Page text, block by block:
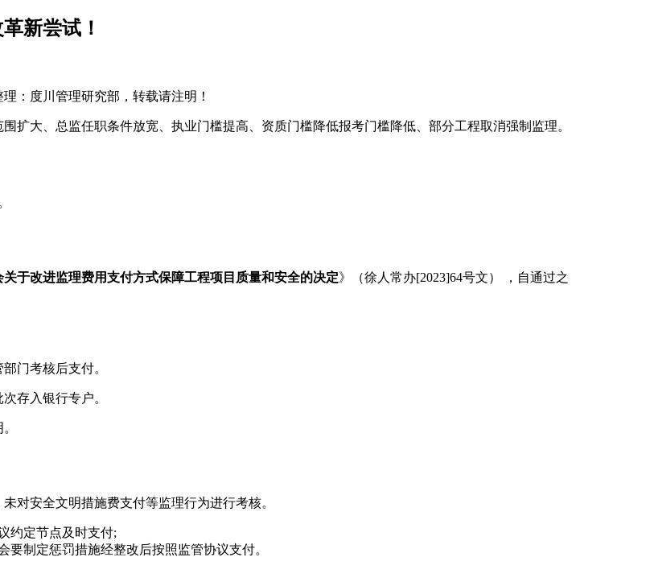
新尝试！
：度川管理研究部，转载请注明！
扩大、总监任职条件放宽、执业门槛提高、资质门槛降低报考门槛降低、部分工程取消强制监理。
于改进监理费用支付方式保障工程项目质量和安全的决定》（徐人常办[2023]64号文） ，自通过之
门考核后支付。
存入银行专户。
对安全文明措施费支付等监理行为进行考核。
约定节点及时支付;
制定惩罚措施经整改后按照监管协议支付。